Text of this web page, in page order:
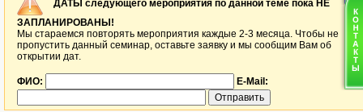
ДАТЫ следующего мероприятия по данной теме пока НЕ
ЗАПЛАНИРОВАНЫ!
Мы стараемся повторять мероприятия каждые 2-3 месяца. Чтобы не
пропустить данный семинар, оставьте заявку и мы сообщим Вам об
открытии дат.
ФИО: E-Mail: